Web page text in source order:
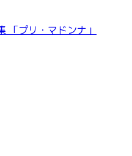
「プリ・マドンナ」